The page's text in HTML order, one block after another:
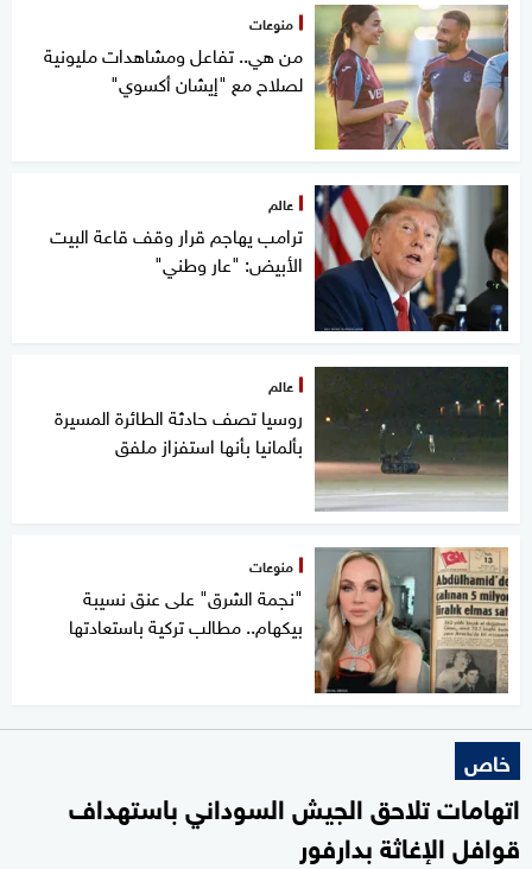
منوعات
من هي.. تفاعل ومشاهدات مليونية
لصلاح مع "إيشان أكسوي"
عالم
ترامب يهاجم قرار وقف قاعة البيت
الأبيض: "عار وطني"
عالم
روسيا تصف حادثة الطائرة المسيرة
بألمانيا بأنها استفزاز ملفق
منوعات
"نجمة الشرق" على عنق نسيبة
بيكهام.. مطالب تركية باستعادتها
خاص
اتهامات تلاحق الجيش السوداني باستهداف
قوافل الإغاثة بدارفور